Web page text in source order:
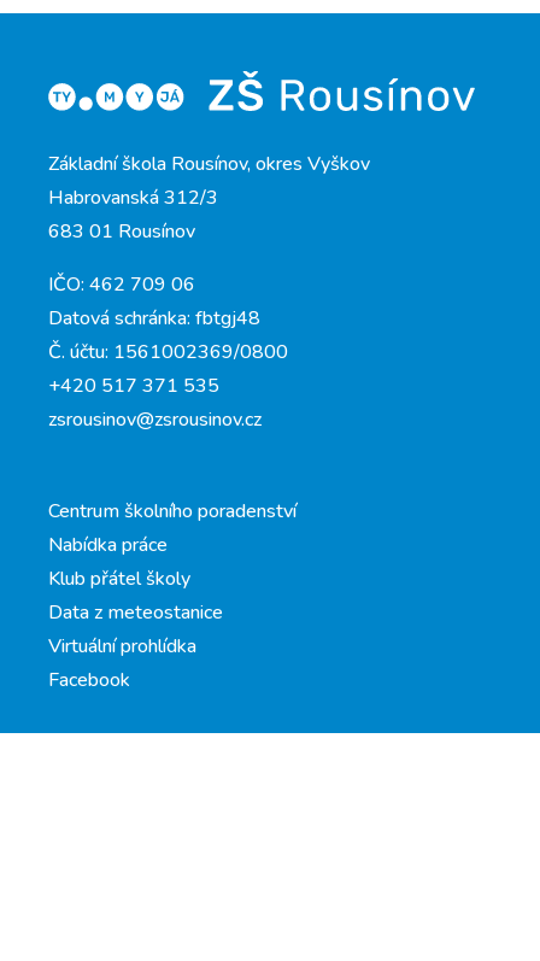
Základní škola Rousínov, okres Vyškov
Habrovanská 312/3
683 01 Rousínov
IČO: 462 709 06
Datová schránka: fbtgj48
Č. účtu: 1561002369/0800
+420 517 371 535
zsrousinov@zsrousinov.cz
Centrum školního poradenství
Nabídka práce
Klub přátel školy
Data z meteostanice
Virtuální prohlídka
Facebook